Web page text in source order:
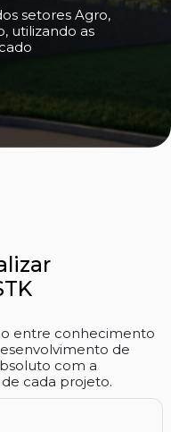
setores Agro,
utilizando as
entre conhecimento
de
com a
cada projeto.